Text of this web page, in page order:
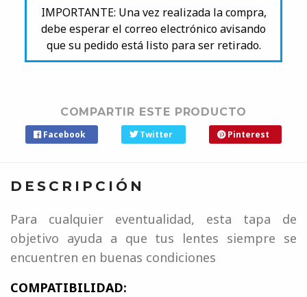
IMPORTANTE: Una vez realizada la compra,
debe esperar el correo electrónico avisando
que su pedido está listo para ser retirado.
COMPARTIR ESTE PRODUCTO
Facebook Twitter Pinterest
DESCRIPCIÓN
Para cualquier eventualidad, esta tapa de
objetivo ayuda a que tus lentes siempre se
encuentren en buenas condiciones
COMPATIBILIDAD: